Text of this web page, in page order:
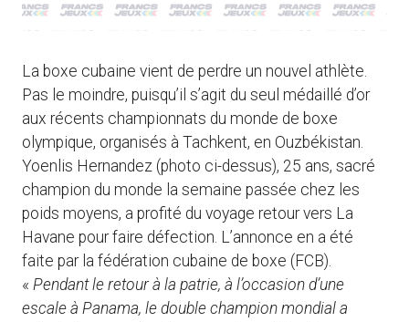
La boxe cubaine vient de perdre un nouvel athlète.
Pas le moindre, puisqu’il s’agit du seul médaillé d’or
aux récents championnats du monde de boxe
olympique, organisés à Tachkent, en Ouzbékistan.
Yoenlis Hernandez (photo ci-dessus), 25 ans, sacré
champion du monde la semaine passée chez les
poids moyens, a profité du voyage retour vers La
Havane pour faire défection. L’annonce en a été
faite par la fédération cubaine de boxe (FCB).
« Pendant le retour à la patrie, à l’occasion d’une
escale à Panama, le double champion mondial a